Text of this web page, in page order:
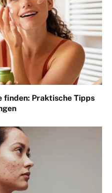
finden: Praktische Tipps